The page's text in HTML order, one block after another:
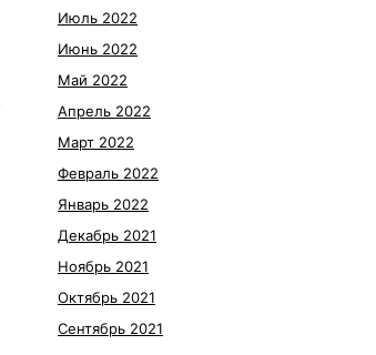
Июль 2022
Июнь 2022
Май 2022
Апрель 2022
Март 2022
Февраль 2022
Январь 2022
Декабрь 2021
Ноябрь 2021
Октябрь 2021
Сентябрь 2021